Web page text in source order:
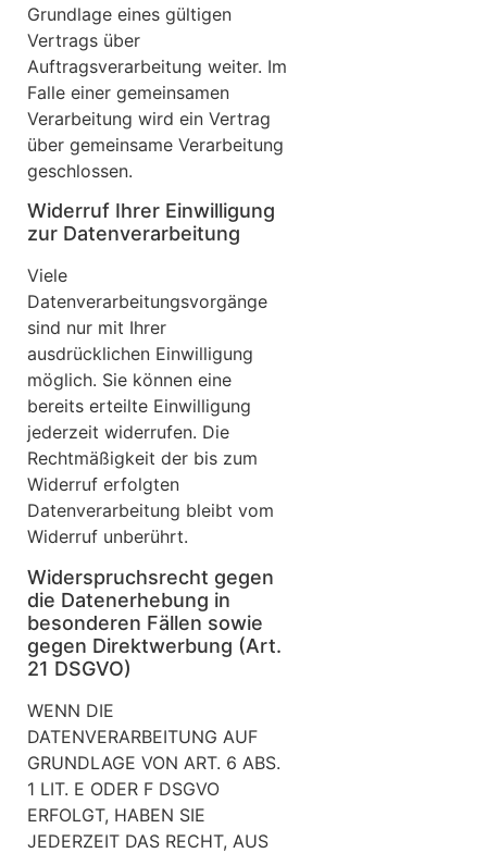
Grundlage eines gültigen
Vertrags über
Auftragsverarbeitung weiter. Im
Falle einer gemeinsamen
Verarbeitung wird ein Vertrag
über gemeinsame Verarbeitung
geschlossen.
Widerruf Ihrer Einwilligung
zur Datenverarbeitung
Viele
Datenverarbeitungsvorgänge
sind nur mit Ihrer
ausdrücklichen Einwilligung
möglich. Sie können eine
bereits erteilte Einwilligung
jederzeit widerrufen. Die
Rechtmäßigkeit der bis zum
Widerruf erfolgten
Datenverarbeitung bleibt vom
Widerruf unberührt.
Widerspruchsrecht gegen
die Datenerhebung in
besonderen Fällen sowie
gegen Direktwerbung (Art.
21 DSGVO)
WENN DIE
DATENVERARBEITUNG AUF
GRUNDLAGE VON ART. 6 ABS.
1 LIT. E ODER F DSGVO
ERFOLGT, HABEN SIE
JEDERZEIT DAS RECHT, AUS